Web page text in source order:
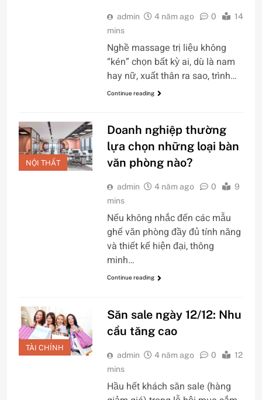
admin 4 năm ago 0
14
mins
Nghề massage trị liệu không
“kén” chọn bất kỳ ai, dù là nam
hay nữ, xuất thân ra sao, trình…
Continue reading
NỘI THẤT
Doanh nghiệp thường
lựa chọn những loại bàn
văn phòng nào?
admin 4 năm ago 0
9
mins
Nếu không nhắc đến các mẫu
ghế văn phòng đầy đủ tính năng
và thiết kế hiện đại, thông
minh…
Continue reading
TÀI CHÍNH
Săn sale ngày 12/12: Nhu
cầu tăng cao
admin 4 năm ago 0
12
mins
Hầu hết khách săn sale (hàng